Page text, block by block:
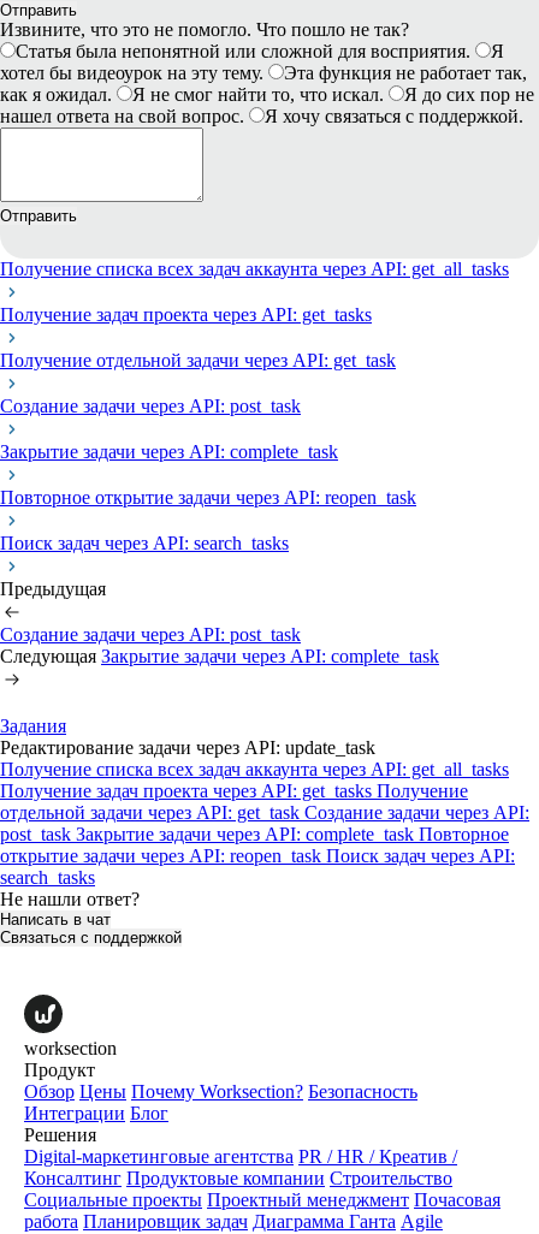
Отправить
Извините, что это не помогло. Что пошло не так?
Статья была непонятной или сложной для восприятия.
Я
хотел бы видеоурок на эту тему.
Эта функция не работает так,
как я ожидал.
Я не смог найти то, что искал.
Я до сих пор не
нашел ответа на свой вопрос.
Я хочу связаться с поддержкой.
Отправить
Получение списка всех задач аккаунта через API: get_all_tasks
Получение задач проекта через API: get_tasks
Получение отдельной задачи через API: get_task
Создание задачи через API: post_task
Закрытие задачи через API: complete_task
Повторное открытие задачи через API: reopen_task
Поиск задач через API: search_tasks
Предыдущая
Создание задачи через API: post_task
Следующая Закрытие задачи через API: complete_task
Задания
Редактирование задачи через API: update_task
Получение списка всех задач аккаунта через API: get_all_tasks
Получение задач проекта через API: get_tasks Получение
отдельной задачи через API: get_task Создание задачи через API:
post_task Закрытие задачи через API: complete_task Повторное
открытие задачи через API: reopen_task Поиск задач через API:
search_tasks
Не нашли ответ?
Написать в чат
Связаться с поддержкой
worksection
Продукт
Обзор Цены Почему Worksection? Безопасность
Интеграции Блог
Решения
Digital-маркетинговые агентства PR / HR / Креатив /
Консалтинг Продуктовые компании Строительство
Социальные проекты Проектный менеджмент Почасовая
работа Планировщик задач Диаграмма Ганта Agile